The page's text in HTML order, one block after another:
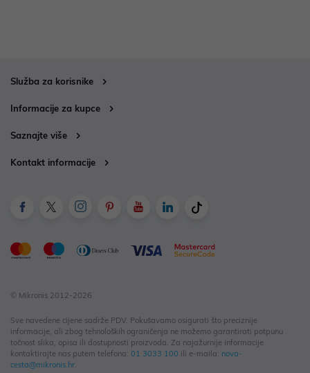
Služba za korisnike
Informacije za kupce
Saznajte više
Kontakt informacije
© Mikronis 2012-2026
Sve navedene cijene sadrže PDV. Pokušavamo osigurati što preciznije
informacije, ali zbog tehnoloških ograničenja ne možemo garantirati potpunu
točnost slika, opisa ili dostupnosti proizvoda. Za najažurnije informacije
kontaktirajte nas putem telefona: 01 3033 100 ili e-maila: nova-
cesta@mikronis.hr.